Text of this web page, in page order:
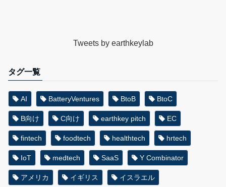
Tweets by earthkeylab
タグ一覧
AI BatteryVentures BtoB BtoC
B向け C向け earthkey pitch EC
fintech foodtech healthtech hrtech
IoT medtech SaaS Y Combinator
アメリカ イギリス イスラエル